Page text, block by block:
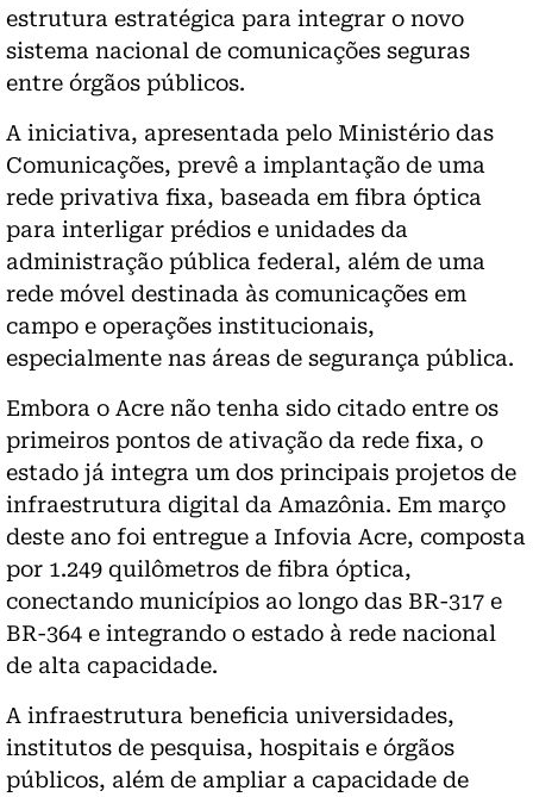
estrutura estratégica para integrar o novo
sistema nacional de comunicações seguras
entre órgãos públicos.
A iniciativa, apresentada pelo Ministério das
Comunicações, prevê a implantação de uma
rede privativa fixa, baseada em fibra óptica
para interligar prédios e unidades da
administração pública federal, além de uma
rede móvel destinada às comunicações em
campo e operações institucionais,
especialmente nas áreas de segurança pública.
Embora o Acre não tenha sido citado entre os
primeiros pontos de ativação da rede fixa, o
estado já integra um dos principais projetos de
infraestrutura digital da Amazônia. Em março
deste ano foi entregue a Infovia Acre, composta
por 1.249 quilômetros de fibra óptica,
conectando municípios ao longo das BR-317 e
BR-364 e integrando o estado à rede nacional
de alta capacidade.
A infraestrutura beneficia universidades,
institutos de pesquisa, hospitais e órgãos
públicos, além de ampliar a capacidade de